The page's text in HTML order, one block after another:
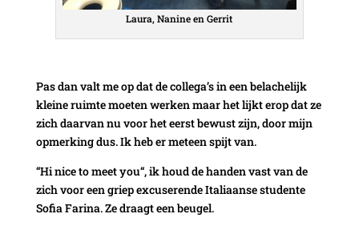
Laura, Nanine en Gerrit
Pas dan valt me op dat de collega’s in een belachelijk
kleine ruimte moeten werken maar het lijkt erop dat ze
zich daarvan nu voor het eerst bewust zijn, door mijn
opmerking dus. Ik heb er meteen spijt van.
“Hi nice to meet you“, ik houd de handen vast van de
zich voor een griep excuserende Italiaanse studente
Sofia Farina. Ze draagt een beugel.